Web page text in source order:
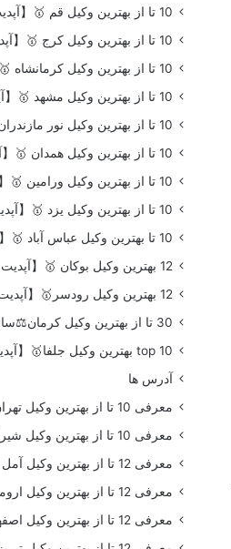
10 تا از بهترین وکیل قم 🥇【آپدیت جدید】
10 تا از بهترین وکیل کرج 🥇【آپدیت جدید】⚖️
10 تا از بهترین وکیل کرمانشاه 🥇【آپدیت جدید】
10 تا از بهترین وکیل مشهد 🥇【آپدیت جدید】⚖️
10 تا از بهترین وکیل نور مازندران 🥇【آپدیت جدید】
10 تا از بهترین وکیل همدان 🥇【آپدیت جدید】
10 تا از بهترین وکیل ورامین 🥇【آپدیت جدید】
10 تا از بهترین وکیل یزد 🥇【آپدیت جدید】
10 تا بهترین وکیل عباس آباد 🥇【آپدیت جدید】⚖️
12 بهترین وکیل بوکان 🥇【آپدیت جدید】⚖️
12 بهترین وکیل رودسر🥇【آپدیت جدید】⚖️
30 تا از بهترین وکیل کرمان⚖️سال 1405
top 10 بهترین وکیل جلفا🥇【آپدیت جدید】⚖️
آدرس ها
معرفی 10 تا از بهترین وکیل تهران 🥇【آپدیت جدید】⚖️
معرفی 10 تا از بهترین وکیل شیراز 🥇【آپدیت جدید】⚖️
معرفی 12 تا از بهترین وکیل آمل 🥇【آپدیت جدید】⚖️
معرفی 12 تا از بهترین وکیل ارومیه 🥇【آپدیت جدید】⚖️
معرفی 12 تا از بهترین وکیل اصفهان 🥇【آپدیت جدید】⚖️